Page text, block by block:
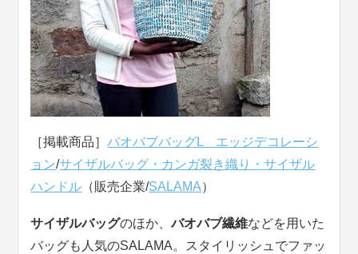
［掲載商品］バオバブバッグL エッジデコレーシ
ョン/サイザルバッグ・カンガ裂き織り・サイザル
ハンドル （販売企業/SALAMA）
サイザルバッグのほか、バオバブ繊維などを用いた
バッグも人気のSALAMA。スタイリッシュでファッ